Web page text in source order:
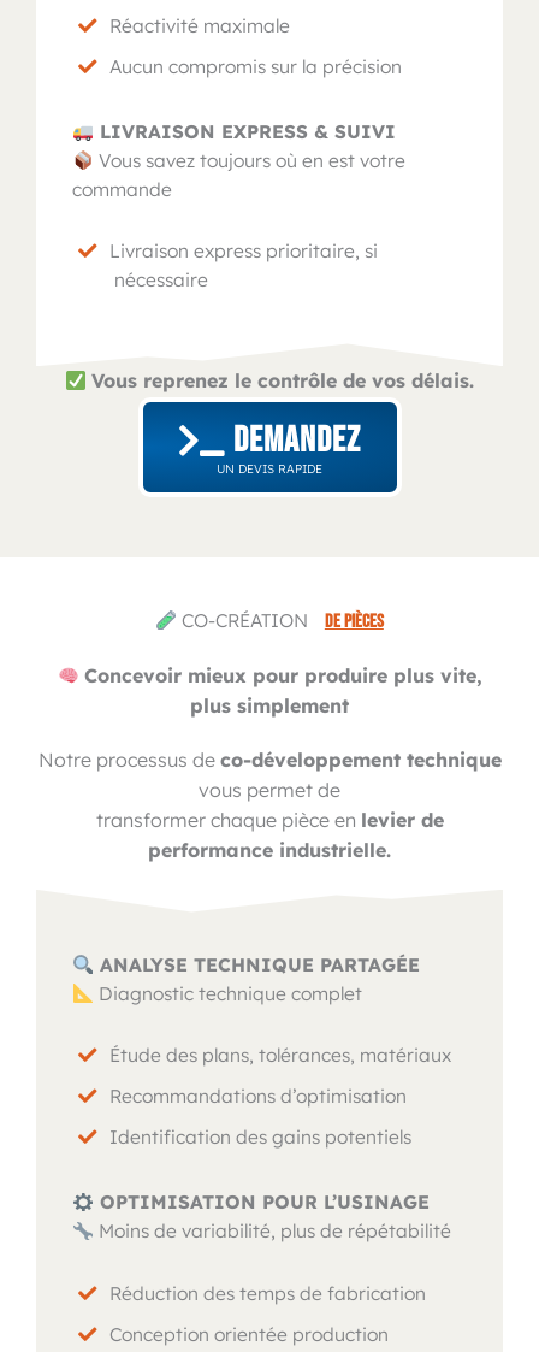
Réactivité maximale
Aucun compromis sur la précision
LIVRAISON EXPRESS & SUIVI
Vous savez toujours où en est votre
commande
Livraison express prioritaire, si
nécessaire
Vous reprenez le contrôle de vos délais.
DEMANDEZ
UN DEVIS RAPIDE
CO-CRÉATION DE PIÈCES
Concevoir mieux pour produire plus vite,
plus simplement
Notre processus de co-développement technique
vous permet de
transformer chaque pièce en levier de
performance industrielle.
ANALYSE TECHNIQUE PARTAGÉE
Diagnostic technique complet
Étude des plans, tolérances, matériaux
Recommandations d’optimisation
Identification des gains potentiels
OPTIMISATION POUR L’USINAGE
Moins de variabilité, plus de répétabilité
Réduction des temps de fabrication
Conception orientée production